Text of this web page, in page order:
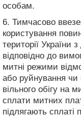
особам.
6. Тимчасово
користування
території України
відповідно до
митні режими
або руйнування
вільного обігу на
сплати митних
підлягають сплаті